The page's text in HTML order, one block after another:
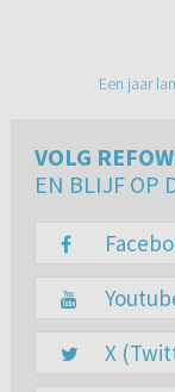
Een jaar
VOLG
EN BLIJF OP
X